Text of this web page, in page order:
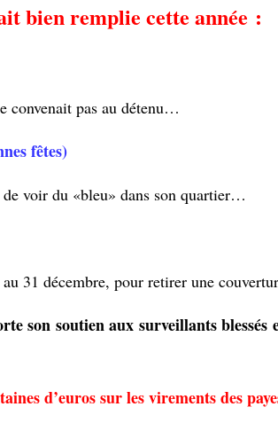
bien remplie cette année :
convenait pas au détenu…
fêtes)
voir du «bleu» dans son quartier…
31 décembre, pour retirer une
son soutien aux surveillants blessés
d’euros sur les virements des